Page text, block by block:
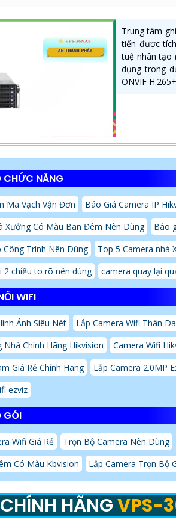
Trung tâm
tiến được
tuệ nhân tạo
dụng trong
ONVIF
CHỨC NĂNG
Mã Vạch Vận Đơn
Báo Giá Camera IP
Xưởng Có Màu Ban Đêm Nên Dùng
Báo
Công Trình Nên Dùng
Top 5 Camera nhà
2 chiều to rõ nên dùng
camera quay lại
WIFI
Ảnh Siêu Nét
Lắp Camera Wifi Thân
Chính Hãng Hikvision
Camera Wifi
Giá Rẻ Chính Hãng
Lắp Camera 2.0MP
ezviz
GÓI
Wifi Giá Rẻ Trọn Bộ Camera Nên Dùng
Có Màu Kbvision
Lắp Camera Trọn Bộ
HÃNGVPS-